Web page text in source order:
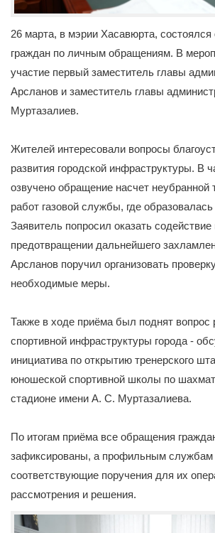
26 марта, в мэрии Хасавюрта,
граждан по личным обращениям. В
участие первый заместитель главы
Арсланов и заместитель главы
Муртазалиев.
Жителей интересовали вопросы
развития городской инфраструктуры. В
озвучено обращение насчет неубранной
работ газовой службы, где
Заявитель попросил оказать содействие
предотвращении дальнейшего
Арсланов поручил организовать
необходимые меры.
Также в ходе приёма был поднят вопрос
спортивной инфраструктуры города -
инициатива по открытию тренерского
юношеской спортивной школы по
стадионе имени А. С. Муртазалиева.
По итогам приёма все обращения
зафиксированы, а профильным
соответствующие поручения для их
рассмотрения и решения.